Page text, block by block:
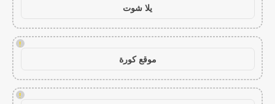
يلا شوت
!
موقع كورة
!